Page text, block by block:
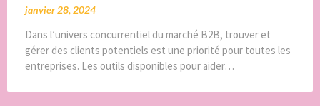
janvier 28, 2024
Dans l’univers concurrentiel du marché B2B, trouver et
gérer des clients potentiels est une priorité pour toutes les
entreprises. Les outils disponibles pour aider…